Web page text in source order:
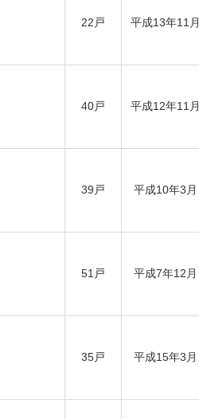
22戸 平成13年11月
40戸 平成12年11月
39戸 平成10年3月
51戸 平成7年12月
35戸 平成15年3月